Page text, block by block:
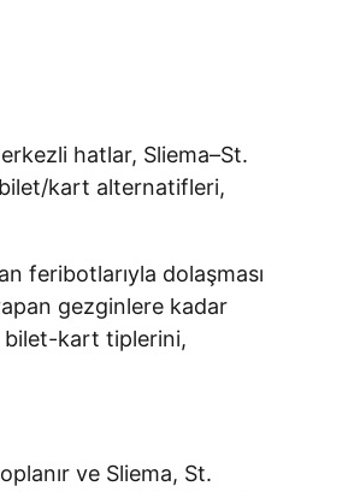
hatlar, Sliema–St.
bilet/kart alternatifleri,
feribotlarıyla dolaşması
gezginlere kadar
bilet-kart tiplerini,
ve Sliema, St.